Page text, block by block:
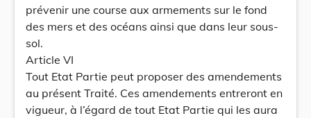
prévenir une course aux armements sur le fond
des mers et des océans ainsi que dans leur sous-
sol.
Article VI
Tout Etat Partie peut proposer des amendements
au présent Traité. Ces amendements entreront en
vigueur, à l’égard de tout Etat Partie qui les aura